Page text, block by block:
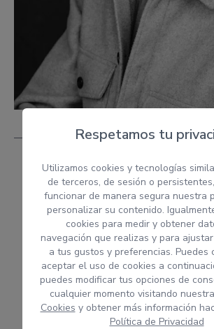
Respetamos tu
Utilizamos cookies y tecnologías
de terceros, de sesión o
funcionar de manera segura nuestra
personalizar su contenido.
cookies para medir y obtener
navegación que realizas y para
a tus gustos y preferencias. Puedes
aceptar el uso de cookies a
puedes modificar tus opciones de
cualquier momento visitando nuestra
Cookies y obtener más información
Política de Privacidad